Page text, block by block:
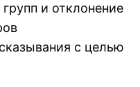
и отклонение
с целью